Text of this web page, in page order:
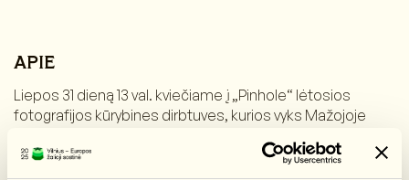
APIE
Liepos 31 dieną 13 val. kviečiame į „Pinhole“ lėtosios
fotografijos kūrybines dirbtuves, kurios vyks Mažojoje
„Pinhole“ fotografija – tai viena seniausių ir paprasčiausių